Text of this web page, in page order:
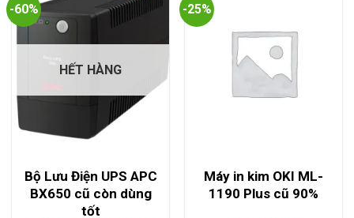
-60%
HẾT HÀNG
Bộ Lưu Điện UPS APC
BX650 cũ còn dùng
tốt
-25%
Máy in kim OKI ML-
1190 Plus cũ 90%